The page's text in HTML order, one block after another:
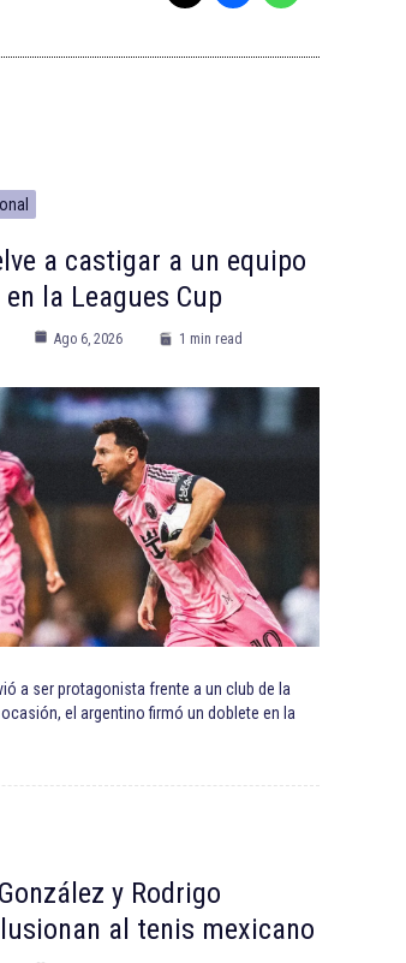
a castigar a un equipo
la Leagues Cup
Ago 6, 2026 1 min read
a ser protagonista frente a un club de la
ocasión, el argentino firmó un doblete en la
y Rodrigo
al tenis mexicano